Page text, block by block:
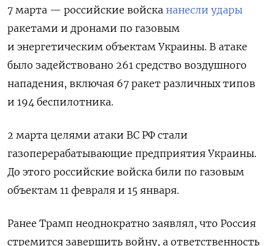
7 марта — российские войска нанесли удары
ракетами и дронами по газовым
и энергетическим объектам Украины. В атаке
было задействовано 261 средство воздушного
нападения, включая 67 ракет различных типов
и 194 беспилотника.
2 марта целями атаки ВС РФ стали
газоперерабатывающие предприятия Украины.
До этого российские войска били по газовым
объектам 11 февраля и 15 января.
Ранее Трамп неоднократно заявлял, что Россия
стремится завершить войну, а ответственность